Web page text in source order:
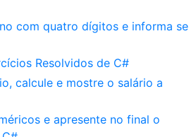
com quatro dígitos e informa se
Resolvidos de C#
calcule e mostre o salário a
e apresente no final o